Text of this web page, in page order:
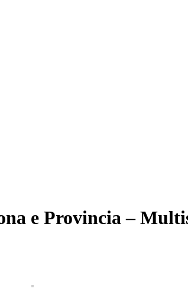
e Provincia –